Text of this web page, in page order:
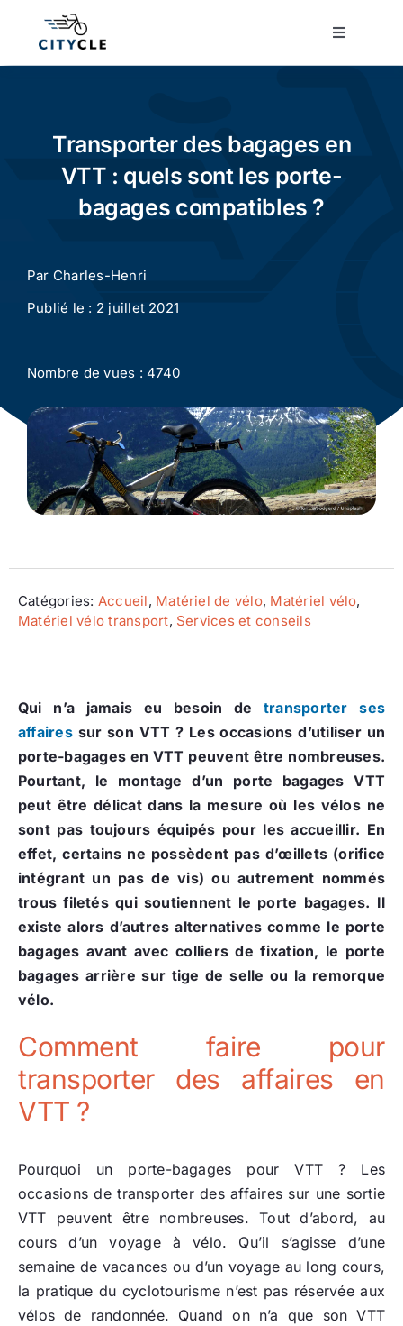
Toggle
Cyclisme urbain
Vélos de ville
Conseils
Actualité
Ecologie
Transporter des bagages en
VTT : quels sont les porte-
bagages compatibles ?
Par Charles-Henri
Publié le : 2 juillet 2021
Nombre de vues : 4740
Catégories: Accueil, Matériel de vélo, Matériel vélo,
Matériel vélo transport, Services et conseils
Qui n’a jamais eu besoin detransporter ses
affaires sur son VTT ? Les occasions d’utiliser un
porte-bagages en VTT peuvent être nombreuses.
Pourtant, le montage d’un porte bagages VTT
peut être délicat dans la mesure où les vélos ne
sont pas toujours équipés pour les accueillir. En
effet, certains ne possèdent pas d’œillets (orifice
intégrant un pas de vis) ou autrement nommés
trous filetés qui soutiennent le porte bagages. Il
existe alors d’autres alternatives comme le porte
bagages avant avec colliers de fixation, le porte
bagages arrière sur tige de selle ou la remorque
vélo.
Comment faire pour
transporter des affaires en
VTT ?
Pourquoi un porte-bagages pour VTT ? Les
occasions de transporter des affaires sur une sortie
VTT peuvent être nombreuses. Tout d’abord, au
cours d’un voyage à vélo. Qu’il s’agisse d’une
semaine de vacances ou d’un voyage au long cours,
la pratique du cyclotourisme n’est pas réservée aux
vélos de randonnée. Quand on n’a que son VTT